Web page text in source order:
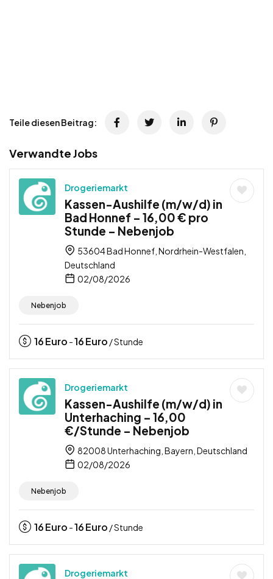
Teile diesen Beitrag:
Verwandte Jobs
Drogeriemarkt
Kassen-Aushilfe (m/w/d) in
Bad Honnef – 16,00 € pro
Stunde – Nebenjob
53604 Bad Honnef, Nordrhein-Westfalen,
Deutschland
02/08/2026
Nebenjob
16Euro -16Euro / Stunde
Drogeriemarkt
Kassen-Aushilfe (m/w/d) in
Unterhaching – 16,00
€/Stunde – Nebenjob
82008 Unterhaching, Bayern, Deutschland
02/08/2026
Nebenjob
16Euro -16Euro / Stunde
Drogeriemarkt